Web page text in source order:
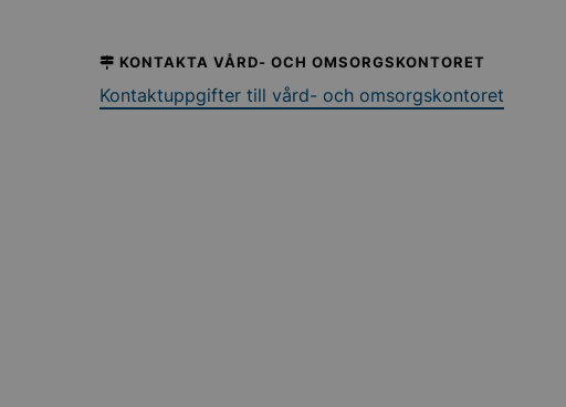
KONTAKTA VÅRD- OCH OMSORGSKONTORET
Kontaktuppgifter till vård- och omsorgskontoret